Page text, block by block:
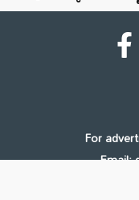
For
Email: